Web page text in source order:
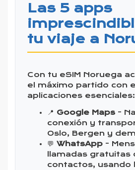
Las 5 apps
tu viaje a
Con tu eSIM Noruega
el máximo partido con
aplicaciones esenciales:
📍 Google Maps -
conexión y
Oslo, Bergen y
💬 WhatsApp -
llamadas gratuitas
contactos, usando